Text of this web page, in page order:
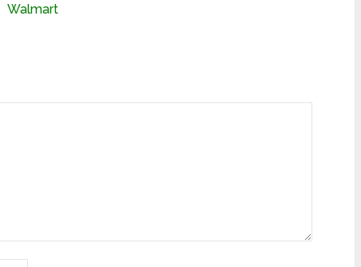
Walmart